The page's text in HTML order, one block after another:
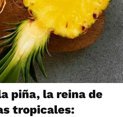
piña, la reina de
tropicales: